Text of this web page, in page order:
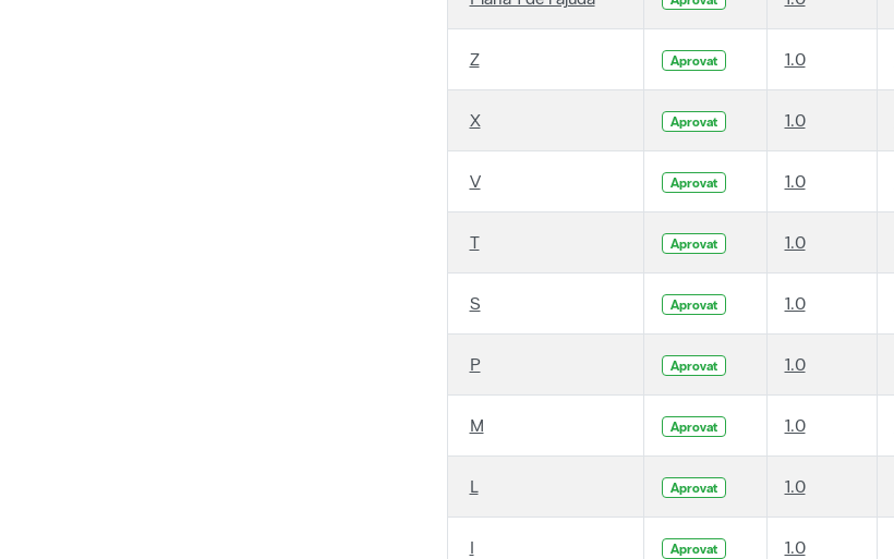
Z Aprovat 1.0
X Aprovat 1.0
V Aprovat 1.0
T Aprovat 1.0
S Aprovat 1.0
P Aprovat 1.0
M Aprovat 1.0
L Aprovat 1.0
I Aprovat 1.0